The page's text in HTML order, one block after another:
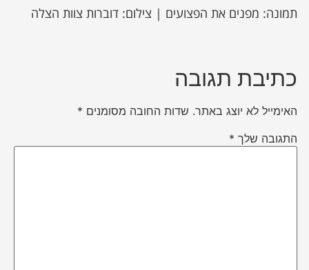
תמונה: מפנים את הפצועים | צילום: דוברות צוות הצלה
כתיבת תגובה
האימייל לא יוצג באתר. שדות החובה מסומנים *
התגובה שלך *